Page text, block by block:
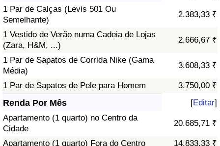
1 Par de Calças (Levis 501 Ou
Semelhante)
2.383,33 ₹
1 Vestido de Verão numa Cadeia de Lojas
(Zara, H&M, ...)
2.666,67 ₹
1 Par de Sapatos de Corrida Nike (Gama
Média)
3.608,33 ₹
1 Par de Sapatos de Pele para Homem 3.750,00 ₹
Renda Por Mês [Editar]
Apartamento (1 quarto) no Centro da
Cidade
20.685,71 ₹
Apartamento (1 quarto) Fora do Centro 14.833,33 ₹